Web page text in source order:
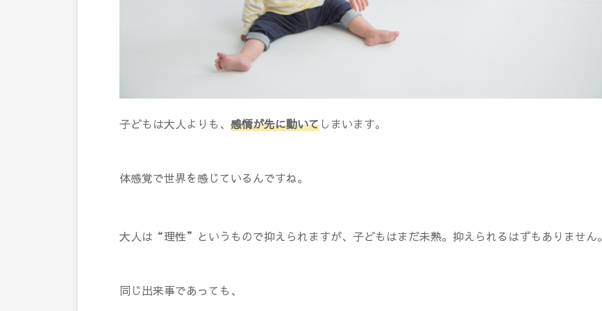
子どもは大人よりも、 感情が先に動いてしまいます。
体感覚で世界を感じているんですね。
大人は“理性”というもので抑えられますが、子どもはまだ未熟。抑えられるはずもありません。
同じ出来事であっても、